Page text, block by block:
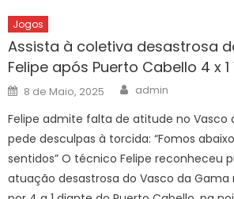
Jogos
Assista à coletiva desastrosa
Felipe após Puerto Cabello 4 x
Posted
on
8 de Maio, 2025 Author
admin
Felipe admite falta de atitude no Vasco
pede desculpas à torcida: “Fomos
sentidos” O técnico Felipe reconheceu
atuação desastrosa do Vasco da Gama